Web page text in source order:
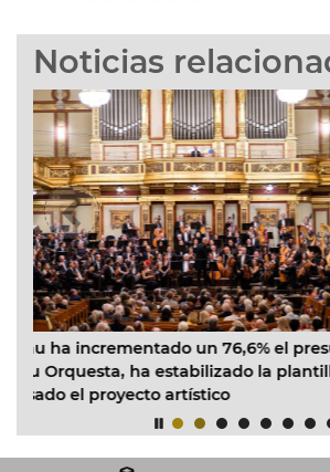
Noticias
76,6% el presupuesto
la plantilla e
La Junta de
Mensajeros
apoyo a
Cabanyal